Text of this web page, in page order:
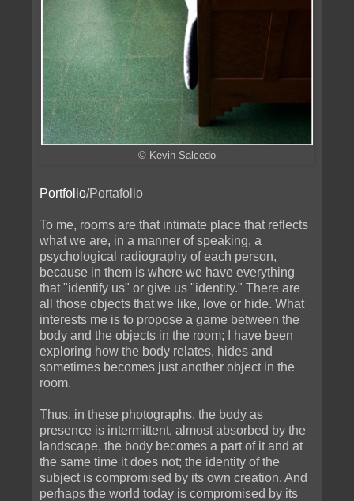
© Kevin Salcedo
Portfolio/Portafolio
To me, rooms are that intimate place that reflects
what we are, in a manner of speaking, a
psychological radiography of each person,
because in them is where we have everything
that "identify us" or give us "identity." There are
all those objects that we like, love or hide. What
interests me is to propose a game between the
body and the objects in the room; I have been
exploring how the body relates, hides and
sometimes becomes just another object in the
room.
Thus, in these photographs, the body as
presence is intermittent, almost absorbed by the
landscape, the body becomes a part of it and at
the same time it does not; the identity of the
subject is compromised by its own creation. And
perhaps the world today is compromised by its